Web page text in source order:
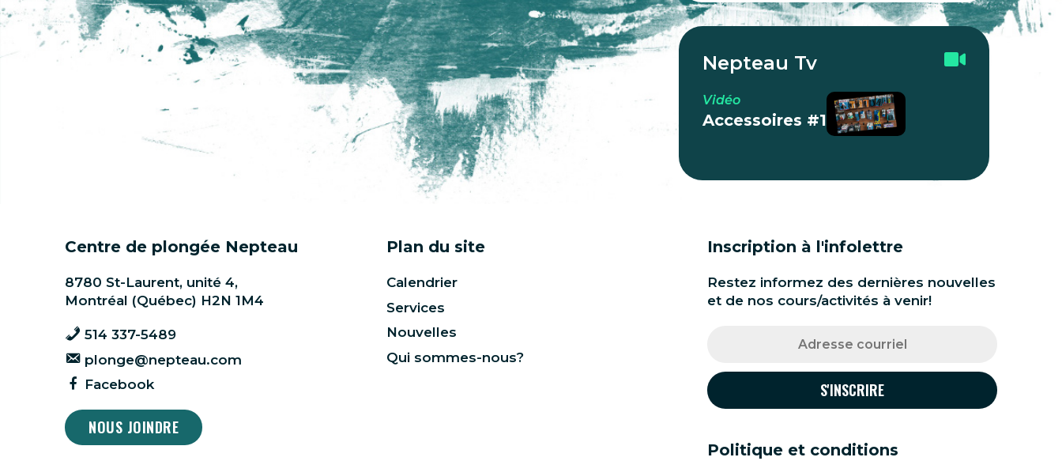
Nepteau Tv
Vidéo
Accessoires #1
Centre de plongée Nepteau
8780 St-Laurent, unité 4,
Montréal (Québec) H2N 1M4
514 337-5489
plonge@nepteau.com
Facebook
NOUS JOINDRE
Plan du site
Calendrier
Services
Nouvelles
Qui sommes-nous?
Inscription à l'infolettre
Restez informez des dernières nouvelles
et de nos cours/activités à venir!
Politique et conditions